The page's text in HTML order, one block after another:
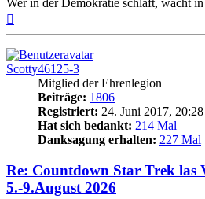
Wer in der Demokratie schläft, wacht
oben
Scotty46125-3
Mitglied der Ehrenlegion
Beiträge: 1806
Registriert: 24. Juni 2017, 20:28
Hat sich bedankt: 214 Mal
Danksagung erhalten: 227 Mal
Re: Countdown Star Trek las
5.-9.August 2026